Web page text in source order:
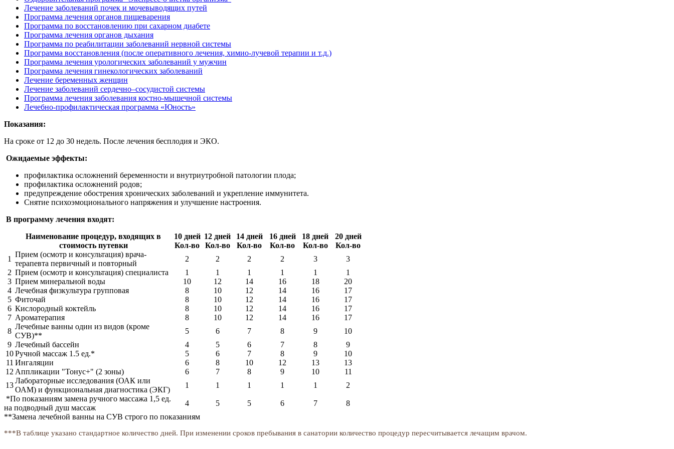
Лечение заболеваний почек и мочевыводящих путей
Программа лечения органов пищеварения
Программа по восстановлению при сахарном диабете
Программа лечения органов дыхания
Программа по реабилитации заболеваний нервной системы
Программа восстановления (после оперативного лечения, химио-лучевой терапии и т.д.)
Программа лечения урологических заболеваний у мужчин
Программа лечения гинекологических заболеваний
Лечение беременных женщин
Лечение заболеваний сердечно–сосудистой системы
Программа лечения заболевания костно-мышечной системы
Лечебно-профилактическая программа «Юность»
Показания:
На сроке от 12 до 30 недель. После лечения бесплодия и ЭКО.
Ожидаемые эффекты:
профилактика осложнений беременности и внутриутробной патологии плода;
профилактика осложнений родов;
предупреждение обострения хронических заболеваний и укрепление иммунитета.
Снятие психоэмоционального напряжения и улучшение настроения.
В программу лечения входят:
Наименование процедур, входящих в
стоимость путевки
10 дней 12 дней 14 дней 16 дней 18 дней
20 дней
Кол-во
Кол-во Кол-во Кол-во Кол-во
Кол-во
1
Прием (осмотр и консультация) врача-
терапевта первичный и повторный
2 2 2 2 3
3
2 Прием (осмотр и консультация) специалиста 1 1 1 1 1
1
3 Прием минеральной воды 10 12 14 16 18
20
4 Лечебная физкультура групповая 8 10 12 14 16
17
5 Фиточай 8 10 12 14 16
17
6 Кислородный коктейль 8 10 12 14 16
17
7 Ароматерапия 8 10 12 14 16
17
8
Лечебные ванны один из видов (кроме
СУВ)**
5 6 7 8 9
10
9 Лечебный бассейн 4 5 6 7 8
9
10Ручной массаж 1.5 ед.* 5 6 7 8 9
10
11 Ингаляции 6 8 10 12 13
13
12 Аппликации "Тонус+" (2 зоны) 6 7 8 9 10
11
13
Лабораторные исследования (ОАК или
ОАМ) и функциональная диагностика (ЭКГ)
1 1 1 1 1
2
*По показаниям замена ручного массажа 1,5 ед.
на подводный душ массаж
4 5 5 6 7
8
**Замена лечебной ванны на СУВ строго по показаниям
***В таблице указано стандартное количество дней. При изменении сроков пребывания в санатории количество процедур пересчитывается лечащим врачом.